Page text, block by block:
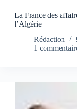
La France des
l’Algérie
Rédaction
1